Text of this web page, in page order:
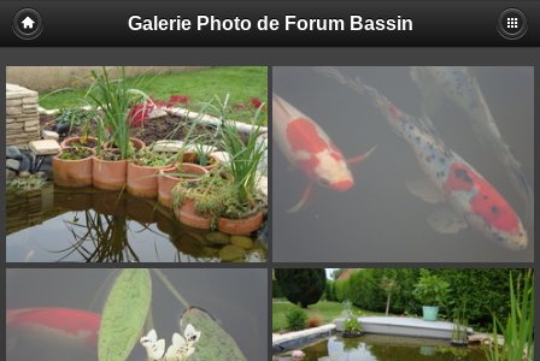
Galerie Photo de Forum Bassin